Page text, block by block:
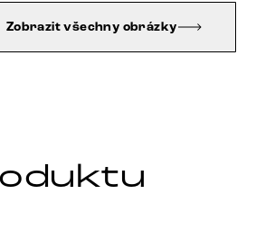
Zobrazit všechny obrázky